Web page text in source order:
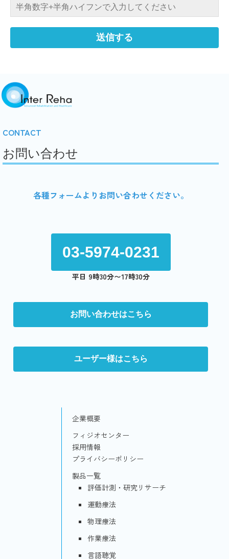
CONTACT
お問い合わせ
各種フォームよりお問い合わせください。
03-5974-0231
平日 9時30分〜17時30分
お問い合わせはこちら
ユーザー様はこちら
企業概要
フィジオセンター
採用情報
プライバシーポリシー
製品一覧
評価計測・研究リサーチ
運動療法
物理療法
作業療法
言語聴覚